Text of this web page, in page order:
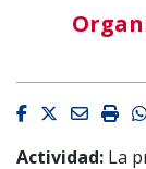
Facebook
Twitter
Email
Actividad: La